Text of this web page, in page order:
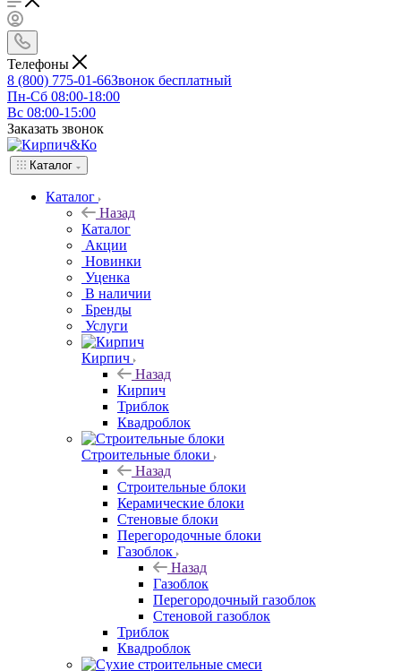
Телефоны
8 (800) 775-01-66Звонок бесплатный
Пн-Сб 08:00-18:00
Вс 08:00-15:00
Заказать звонок
Каталог
Каталог
Назад
Каталог
Акции
Новинки
Уценка
В наличии
Бренды
Услуги
Кирпич
Назад
Кирпич
Триблок
Квадроблок
Строительные блоки
Назад
Строительные блоки
Керамические блоки
Стеновые блоки
Перегородочные блоки
Газоблок
Назад
Газоблок
Перегородочный газоблок
Стеновой газоблок
Триблок
Квадроблок